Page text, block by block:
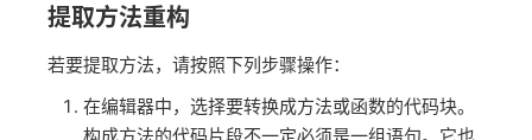
提取方法重构
若要提取方法，请按照下列步骤操作：
在编辑器中，选择要转换成方法或函数的代码块。